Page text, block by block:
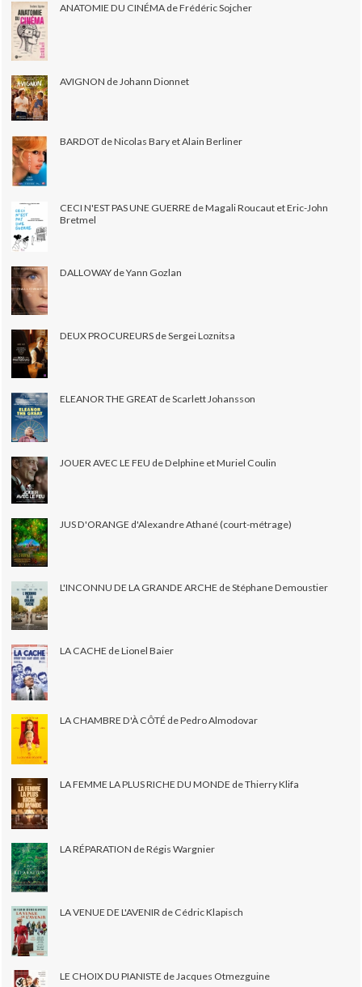
ANATOMIE DU CINÉMA de Frédéric Sojcher
AVIGNON de Johann Dionnet
BARDOT de Nicolas Bary et Alain Berliner
CECI N'EST PAS UNE GUERRE de Magali Roucaut et Eric-John
Bretmel
DALLOWAY de Yann Gozlan
DEUX PROCUREURS de Sergei Loznitsa
ELEANOR THE GREAT de Scarlett Johansson
JOUER AVEC LE FEU de Delphine et Muriel Coulin
JUS D'ORANGE d'Alexandre Athané (court-métrage)
L'INCONNU DE LA GRANDE ARCHE de Stéphane Demoustier
LA CACHE de Lionel Baier
LA CHAMBRE D'À CÔTÉ de Pedro Almodovar
LA FEMME LA PLUS RICHE DU MONDE de Thierry Klifa
LA RÉPARATION de Régis Wargnier
LA VENUE DE L'AVENIR de Cédric Klapisch
LE CHOIX DU PIANISTE de Jacques Otmezguine